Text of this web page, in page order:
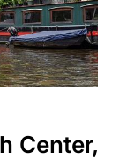
Center,